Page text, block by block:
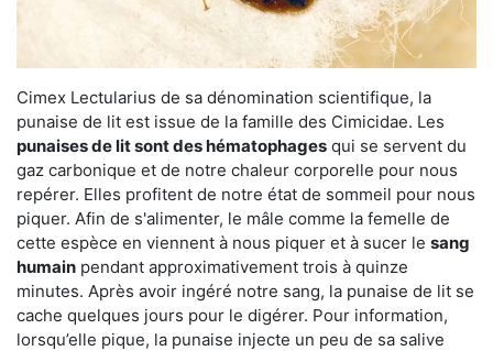
Cimex Lectularius de sa dénomination scientifique, la
punaise de lit est issue de la famille des Cimicidae. Les
punaises de lit sont des hématophages qui se servent du
gaz carbonique et de notre chaleur corporelle pour nous
repérer. Elles profitent de notre état de sommeil pour nous
piquer. Afin de s'alimenter, le mâle comme la femelle de
cette espèce en viennent à nous piquer et à sucer le sang
humain pendant approximativement trois à quinze
minutes. Après avoir ingéré notre sang, la punaise de lit se
cache quelques jours pour le digérer. Pour information,
lorsqu’elle pique, la punaise injecte un peu de sa salive